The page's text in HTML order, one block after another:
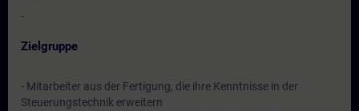
-
Zielgruppe
- Mitarbeiter aus der Fertigung, die ihre Kenntnisse in der
Steuerungstechnik erweitern